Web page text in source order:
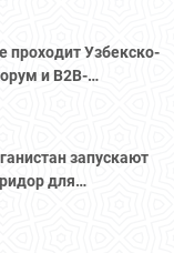
проходит Узбекско-
и B2B-
запускают
для